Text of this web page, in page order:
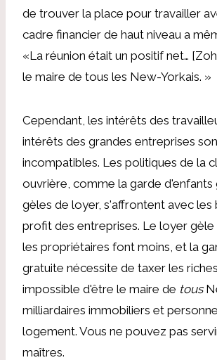
de trouver la place pour travailler
cadre financier de haut niveau a
«La réunion était un positif net…
le maire de tous les New-Yorkais. »
Cependant, les intérêts des
intérêts des grandes entreprises
incompatibles. Les politiques de la
ouvrière, comme la garde d'enfants
gèles de loyer, s'affrontent avec les
profit des entreprises. Le loyer gèle
les propriétaires font moins, et la
gratuite nécessite de taxer les
impossible d'être le maire de tous
milliardaires immobiliers et
logement. Vous ne pouvez pas
maîtres.